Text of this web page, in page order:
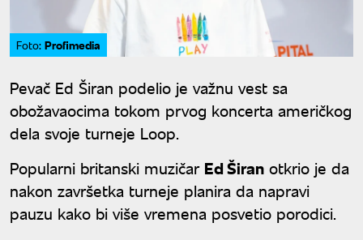
Foto: Profimedia
Pevač Ed Širan podelio je važnu vest sa
obožavaocima tokom prvog koncerta američkog
dela svoje turneje Loop.
Popularni britanski muzičar Ed Širan otkrio je da
nakon završetka turneje planira da napravi
pauzu kako bi više vremena posvetio porodici.